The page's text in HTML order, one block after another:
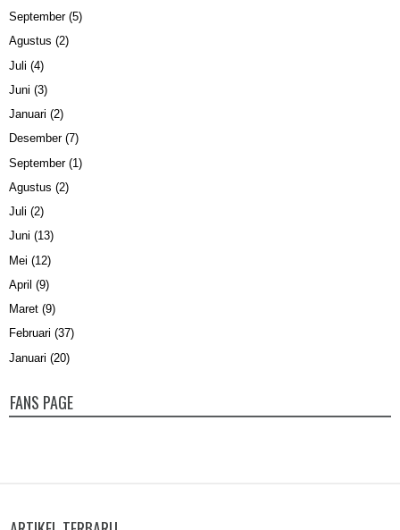
September(5)
Agustus (2)
Juli (4)
Juni (3)
Januari (2)
Desember(7)
September(1)
Agustus (2)
Juli (2)
Juni (13)
Mei (12)
April (9)
Maret (9)
Februari (37)
Januari (20)
FANS PAGE